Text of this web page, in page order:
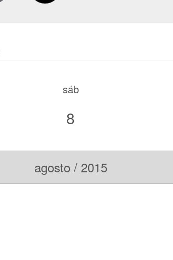
sáb
8
agosto / 2015